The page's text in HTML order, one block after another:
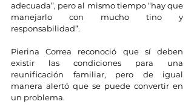
adecuada”, pero al mismo tiempo “hay que
manejarlo con mucho tino y
responsabilidad”.
Pierina Correa reconoció que sí deben
existir las condiciones para una
reunificación familiar, pero de igual
manera alertó que se puede convertir en
un problema.